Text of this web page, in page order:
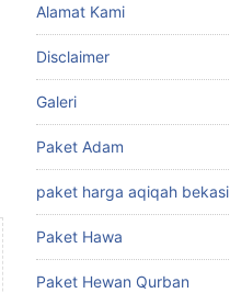
Alamat Kami
Disclaimer
Galeri
Paket Adam
paket harga aqiqah bekasi
Paket Hawa
Paket Hewan Qurban